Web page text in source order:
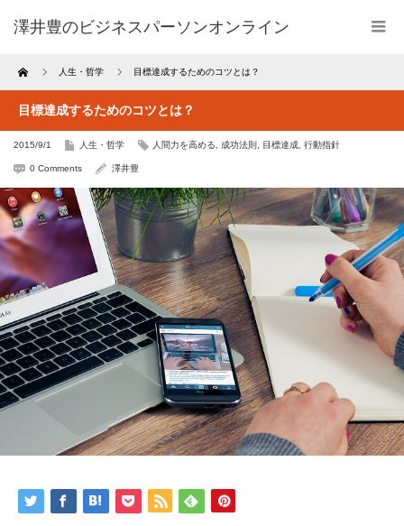
澤井豊のビジネスパーソンオンライン
Home 人生・哲学 目標達成するためのコツとは？
目標達成するためのコツとは？
2015/9/1 人生・哲学 人間力を高める 成功法則 目標達成 行動指針
0 Comments 澤井豊